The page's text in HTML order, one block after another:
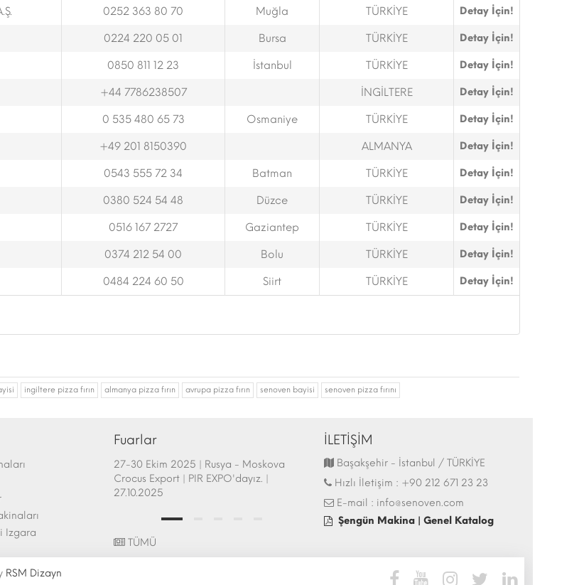
0252 363 80 70 Muğla TÜRKİYE Detay İçin!
0224 220 05 01 Bursa TÜRKİYE Detay İçin!
0850 811 12 23 İstanbul TÜRKİYE Detay İçin!
+44 7786238507 İNGİLTERE Detay İçin!
0 535 480 65 73 Osmaniye TÜRKİYE Detay İçin!
+49 201 8150390 ALMANYA Detay İçin!
0543 555 72 34 Batman TÜRKİYE Detay İçin!
0380 524 54 48 Düzce TÜRKİYE Detay İçin!
0516 167 2727 Gaziantep TÜRKİYE Detay İçin!
0374 212 54 00 Bolu TÜRKİYE Detay İçin!
0484 224 60 50 Siirt TÜRKİYE Detay İçin!
ingiltere pizza fırın almanya pizza fırın avrupa pizza fırın senoven bayisi senoven pizza fırını
Izgara
Fuarlar
Atlanta 26-28 Şubat
| 26.02.2025
27-30 Ekim 2025 | Rusya - Moskova
Crocus Export | PIR EXPO'dayız. |
27.10.2025
44.İtalya - HostMilano 17-21 Ekim 2025
Fuarı Katılımı | 13.10.2025
TÜMÜ
İLETİŞİM
Başakşehir - İstanbul / TÜRKİYE
Hızlı İletişim : +90 212 671 23 23
E-mail : info@senoven.com
Şengün Makina | Genel Katalog
RSM Dizayn